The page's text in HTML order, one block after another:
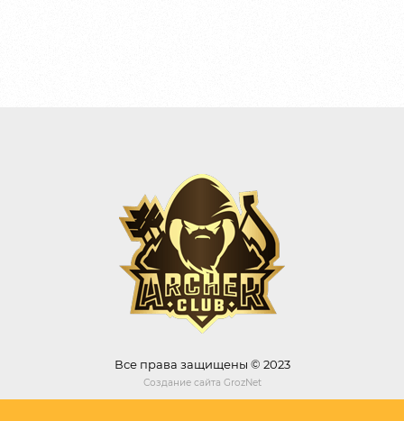
Все права защищены © 2023
Создание сайта GrozNet